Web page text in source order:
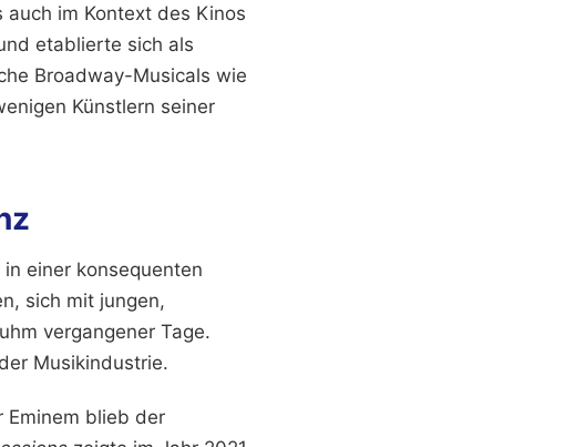
im Kontext des Kinos
etablierte sich als
Broadway-Musicals wie
Künstlern seiner
einer konsequenten
sich mit jungen,
vergangener Tage.
Musikindustrie.
Eminem blieb der